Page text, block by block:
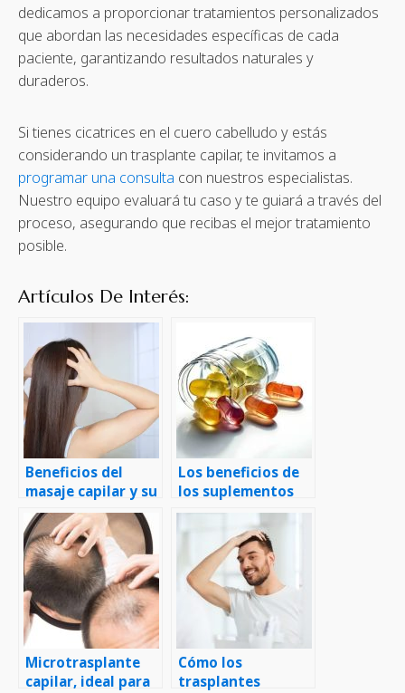
dedicamos a proporcionar tratamientos personalizados
que abordan las necesidades específicas de cada
paciente, garantizando resultados naturales y
duraderos.
Si tienes cicatrices en el cuero cabelludo y estás
considerando un trasplante capilar, te invitamos a
programar una consulta con nuestros especialistas.
Nuestro equipo evaluará tu caso y te guiará a través del
proceso, asegurando que recibas el mejor tratamiento
posible.
Artículos De Interés:
Beneficios del
masaje capilar y su
estimulación en el
crecimiento del
cabello
Los beneficios de
los suplementos
vitamínicos para la
salud capilar
Microtrasplante
capilar, ideal para
Cómo los
trasplantes